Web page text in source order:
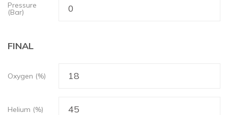
Pressure
(Bar)
FINAL
Oxygen (%)
Helium (%)